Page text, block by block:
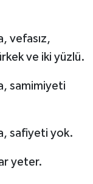
vefasız,
ve iki yüzlü.
samimiyeti
safiyeti yok.
yeter.